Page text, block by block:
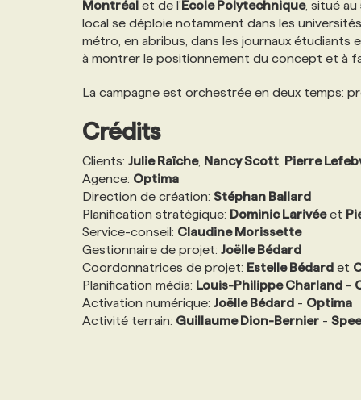
NOS TARIFS
ANNONCEZ AVEC NOUS
ANNONCEZ AVEC NOUS
Montréal et de l’École Polytechnique, situé au
local se déploie notamment dans les
métro, en abribus, dans les journaux étudiants
à montrer le positionnement du concept et à
La campagne est orchestrée en deux temps:
Crédits
Clients: Julie Raîche, Nancy Scott Pierre
Agence: Optima
Direction de création: Stéphan Ballard
Planification stratégique: Dominic Larivéeet
Service-conseil: Claudine Morissette
Gestionnaire de projet: Joëlle Bédard
Coordonnatrices de projet: Estelle Bédard et
Planification média: Louis-Philippe Charland -
Activation numérique: Joëlle Bédard - Optima
Activité terrain: Guillaume Dion-Bernier -